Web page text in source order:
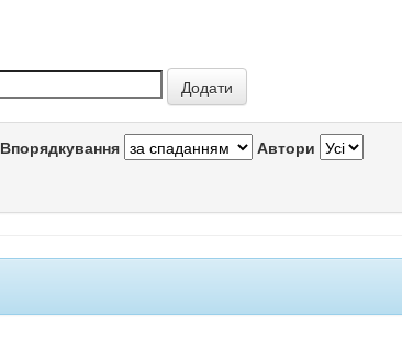
Впорядкування Автори